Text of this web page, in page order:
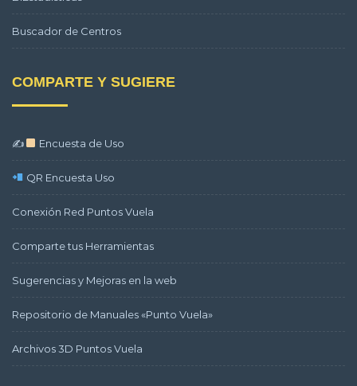
Buscador de Centros
COMPARTE Y SUGIERE
✍ Encuesta de Uso
QR Encuesta Uso
Conexión Red Puntos Vuela
Comparte tus Herramientas
Sugerencias y Mejoras en la web
Repositorio de Manuales «Punto Vuela»
Archivos 3D Puntos Vuela